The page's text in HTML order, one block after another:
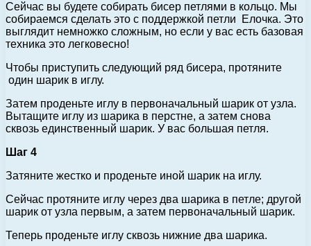
Сейчас вы будете собирать бисер петлями в кольцо. Мы
собираемся сделать это с поддержкой петли Елочка. Это
выглядит немножко сложным, но если у вас есть базовая
техника это легковесно!
Чтобы приступить следующий ряд бисера, протяните
один шарик в иглу.
Затем проденьте иглу в первоначальный шарик от узла.
Вытащите иглу из шарика в перстне, а затем снова
сквозь единственный шарик. У вас большая петля.
Шаг 4
Затяните жестко и проденьте иной шарик на иглу.
Сейчас протяните иглу через два шарика в петле; другой
шарик от узла первым, а затем первоначальный шарик.
Теперь проденьте иглу сквозь нижние два шарика.